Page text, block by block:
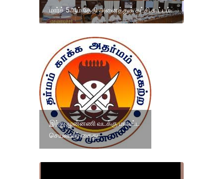
மார்ச் 5ஆம் தேதி அனைத்துக் கட்சி கூட்டம்.
இந்து முன்னணி வடக்கு மாவட்ட
செயலாளர் கைது.